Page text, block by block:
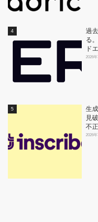
過
る
ド
2026
生
見
不
2026